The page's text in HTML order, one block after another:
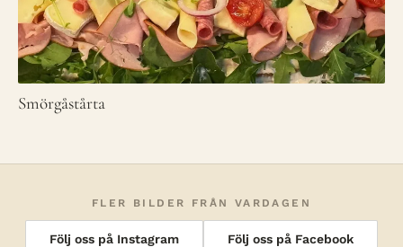
Smörgåstårta
FLER BILDER FRÅN VARDAGEN
Följ oss på Instagram Följ oss på Facebook